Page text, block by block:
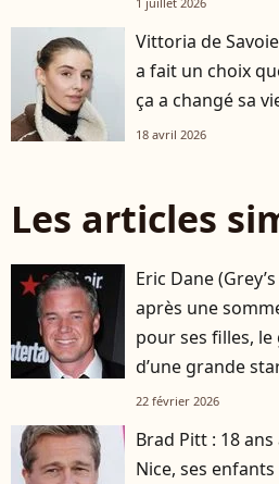
Vittoria de
a fait un choix
ça a changé sa
18 avril 2026
Les articles
Eric Dane
après une
pour ses filles,
d’une grande
22 février 2026
Brad Pitt : 18
Nice, ses